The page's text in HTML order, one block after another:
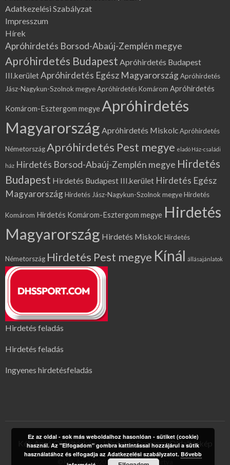
Adatkezelési Szabályzat
Impresszum
Hírek
Apróhirdetés Borsod-Abaúj-Zemplén megye
Apróhirdetés Budapest Apróhirdetés Budapest
III.kerületApróhirdetés Egész MagyarországApróhirdetés
Jász-Nagykun-Szolnok megyeApróhirdetés Komárom Apróhirdetés
Komárom-Esztergom megye Apróhirdetés
Magyarország Apróhirdetés MiskolcApróhirdetés
NémetországApróhirdetés Pest megye eladó Ház-családi
ház Hirdetés Borsod-Abaúj-Zemplén megye Hirdetés
Budapest Hirdetés Budapest III.kerület Hirdetés Egész
MagyarországHirdetés Jász-Nagykun-Szolnok megyeHirdetés
Komárom Hirdetés Komárom-Esztergom megye Hirdetés
Magyarország Hirdetés MiskolcHirdetés
Németország Hirdetés Pest megye Kínál állásajánlatok
Hirdetés feladás
Hirdetés feladás
Ingyenes hirdetésfeladás
Kék Apró Oldaltérkép Hirdetés Expressz Oldaltérkép
© Kék Apró 2020 | Minden jog fenntartva
Ez az oldal - sok más weboldalhoz hasonlóan - sütiket (cookie)
használ. Az "Elfogadom" gombra kattintással hozzájárul a sütik
használatához és elfogadja az Adatkezelési szabályzatot.Bővebb